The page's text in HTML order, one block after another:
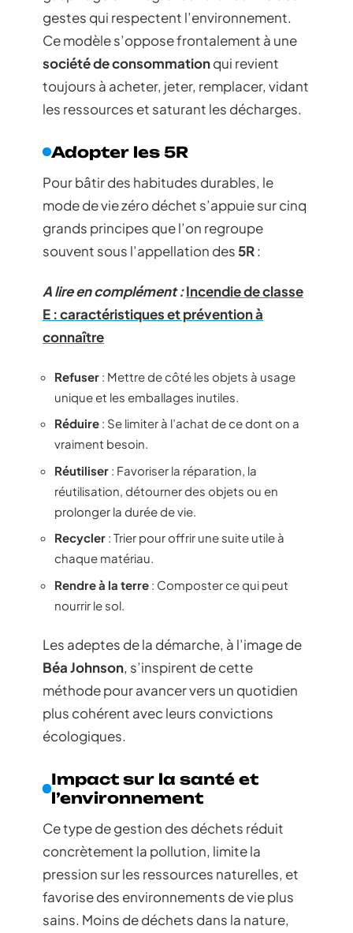
gestes qui respectent l’environnement.
Ce modèle s’oppose frontalement à une
société de consommationqui revient
toujours à acheter, jeter, remplacer, vidant
les ressources et saturant les décharges.
Adopter les 5R
Pour bâtir des habitudes durables, le
mode de vie zéro déchet s’appuie sur cinq
grands principes que l’on regroupe
souvent sous l’appellation des5R:
A lire en complément :Incendie de classe
E : caractéristiques et prévention à
connaître
Refuser : Mettre de côté les objets à usage
unique et les emballages inutiles.
Réduire : Se limiter à l’achat de ce dont on a
vraiment besoin.
Réutiliser : Favoriser la réparation, la
réutilisation, détourner des objets ou en
prolonger la durée de vie.
Recycler : Trier pour offrir une suite utile à
chaque matériau.
Rendre à la terre : Composter ce qui peut
nourrir le sol.
Les adeptes de la démarche, à l’image de
Béa Johnson, s’inspirent de cette
méthode pour avancer vers un quotidien
plus cohérent avec leurs convictions
écologiques.
Impact sur la santé et
l’environnement
Ce type de gestion des déchets réduit
concrètement la pollution, limite la
pression sur les ressources naturelles, et
favorise des environnements de vie plus
sains. Moins de déchets dans la nature,